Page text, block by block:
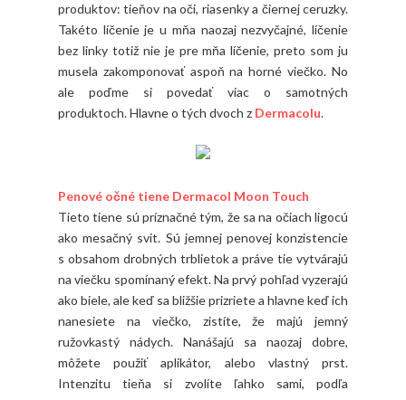
produktov: tieňov na oči, riasenky a čiernej ceruzky.
Takéto líčenie je u mňa naozaj nezvyčajné, líčenie
bez linky totiž nie je pre mňa líčenie, preto som ju
musela zakomponovať aspoň na horné viečko. No
ale poďme si povedať viac o samotných
produktoch. Hlavne o tých dvoch z Dermacolu.
Penové očné tiene Dermacol Moon Touch
Tieto tiene sú príznačné tým, že sa na očiach ligocú
ako mesačný svit. Sú jemnej penovej konzistencie
s obsahom drobných trblietok a práve tie vytvárajú
na viečku spomínaný efekt. Na prvý pohľad vyzerajú
ako biele, ale keď sa bližšie prizriete a hlavne keď ich
nanesiete na viečko, zistíte, že majú jemný
ružovkastý nádych. Nanášajú sa naozaj dobre,
môžete použiť aplikátor, alebo vlastný prst.
Intenzitu tieňa si zvolíte ľahko sami, podľa